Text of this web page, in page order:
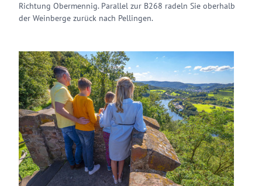
Richtung Obermennig. Parallel zur B268 radeln Sie oberhalb
der Weinberge zurück nach Pellingen.